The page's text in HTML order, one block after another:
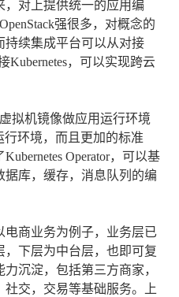
，对上提供统一的应用编
强很多，对概念的
持续集成平台可以从对接
Kubernetes，可以实现跨云
拟机镜像做应用运行环境
行环境，而且更加的标准
Operator，可以基
据库，缓存，消息队列的编
商业务为例子，业务层已
下层为中台层，也即可复
沉淀，包括第三方商家，
交，交易等基础服务。上